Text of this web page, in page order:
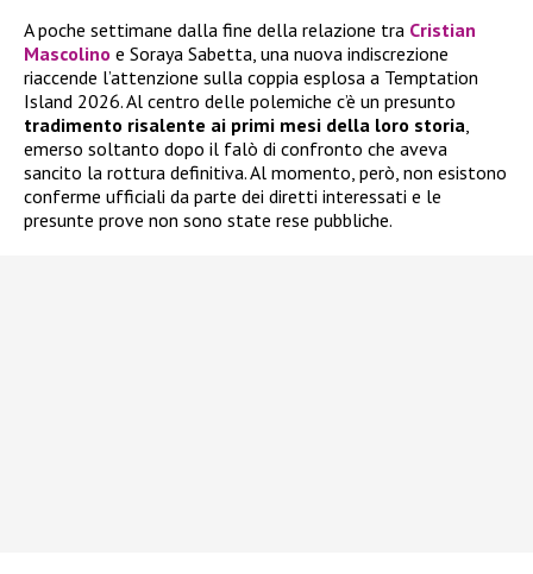
A poche settimane dalla fine della relazione tra Cristian
Mascolino e Soraya Sabetta, una nuova indiscrezione
riaccende l’attenzione sulla coppia esplosa a Temptation
Island 2026. Al centro delle polemiche c’è un presunto
tradimento risalente ai primi mesi della loro storia
emerso soltanto dopo il falò di confronto che aveva
sancito la rottura definitiva. Al momento, però, non esistono
conferme ufficiali da parte dei diretti interessati e le
presunte prove non sono state rese pubbliche.